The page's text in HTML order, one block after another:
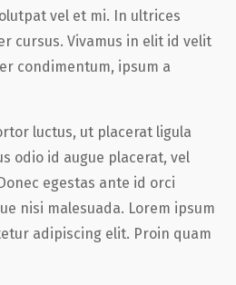
vel et mi. In ultrices
cursus. Vivamus in elit id velit
condimentum, ipsum a
luctus, ut placerat ligula
odio id augue placerat, vel
egestas ante id orci
nisi malesuada. Lorem ipsum
adipiscing elit. Proin quam